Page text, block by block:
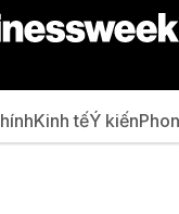
Kinh tếÝ kiến